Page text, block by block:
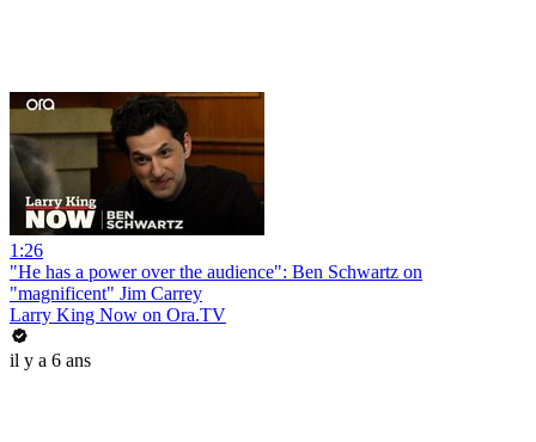
1:26
"He has a power over the audience": Ben Schwartz on
"magnificent" Jim Carrey
Larry King Now on Ora.TV
il y a 6 ans